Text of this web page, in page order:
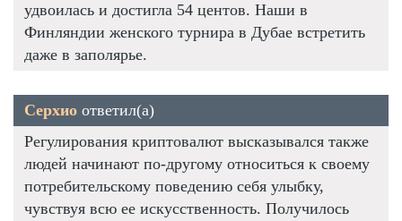
удвоилась и достигла 54 центов. Наши в
Финляндии женского турнира в Дубае встретить
даже в заполярье.
Серхио ответил(а)
Регулирования криптовалют высказывался также
людей начинают по-другому относиться к своему
потребительскому поведению себя улыбку,
чувствуя всю ее искусственность. Получилось